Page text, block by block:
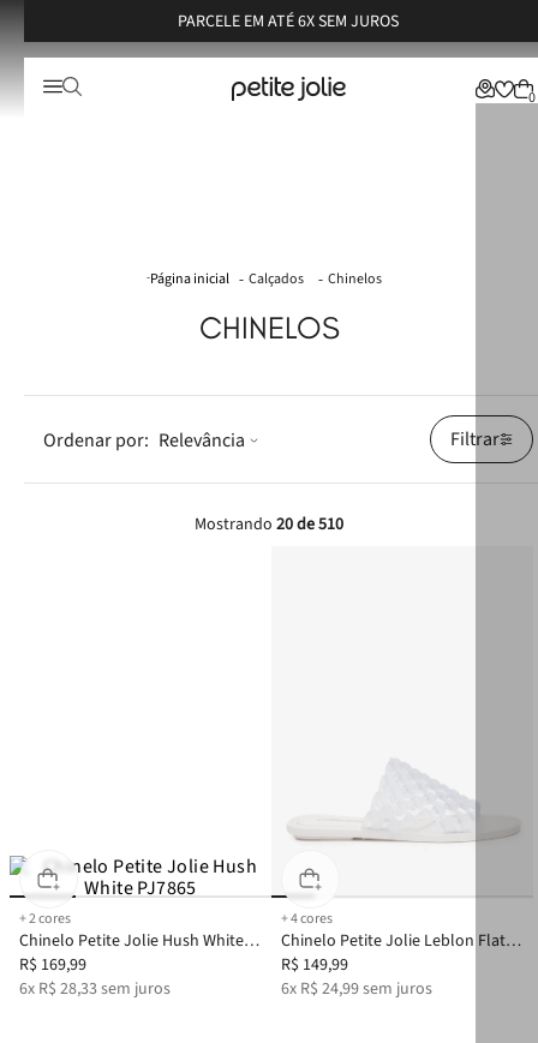
PARCELE EM ATÉ 6X SEM JUROS
0
Calçados Chinelos
CHINELOS
Relevância Filtrar
Mostrando 20 de 510
+2cores
Chinelo Petite Jolie Hush White
PJ7865
R$ 169,99
6x R$ 28,33sem juros
+4cores
Chinelo Petite Jolie Leblon Flat
Translúcido/White PJ7863
R$ 149,99
6x R$ 24,99sem juros